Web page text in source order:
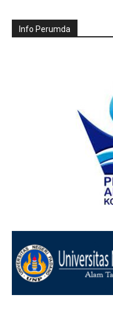
Info Perumda